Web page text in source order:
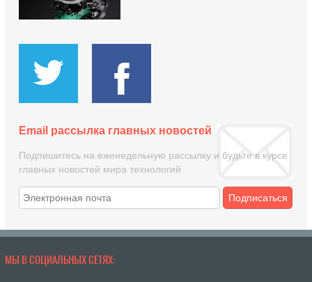
Email рассылка главных новостей
Подпишитесь на еженедельную рассылку и будьте в курсе
главных новостей мира технологий
Подписаться
МЫ В СОЦИАЛЬНЫХ СЕТЯХ: